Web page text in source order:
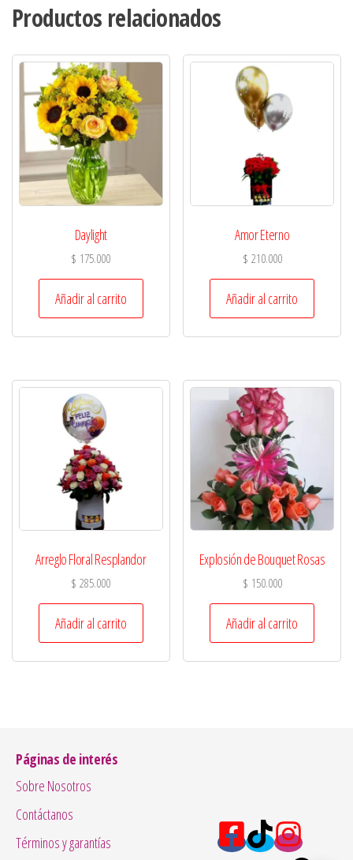
Productos relacionados
Daylight
$ 175.000
Añadir al carrito
Amor Eterno
$ 210.000
Añadir al carrito
Arreglo Floral Resplandor
$ 285.000
Añadir al carrito
Explosión de Bouquet Rosas
$ 150.000
Añadir al carrito
Páginas de interés
Sobre Nosotros
Contáctanos
Términos y garantías